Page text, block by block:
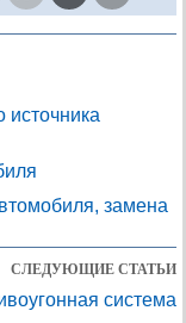
источника
замена
СЛЕДУЮЩИЕ СТАТЬИ
система